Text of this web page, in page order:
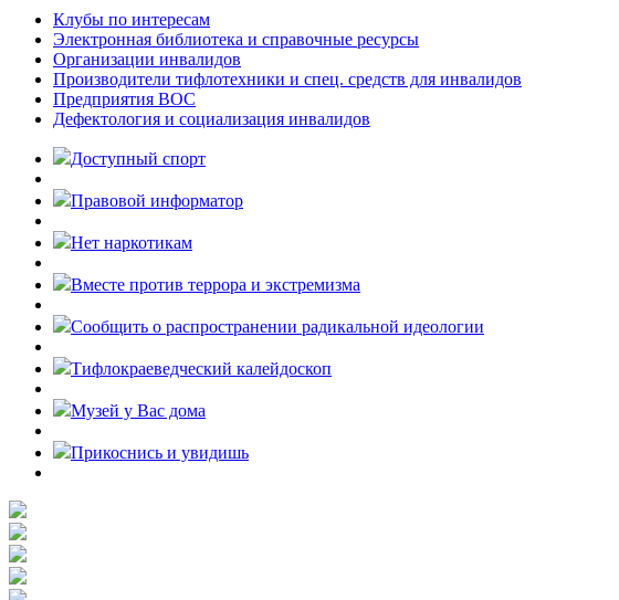
Клубы по интересам
Электронная библиотека и справочные ресурсы
Организации инвалидов
Производители тифлотехники и спец. средств для инвалидов
Предприятия ВОС
Дефектология и социализация инвалидов
Доступный спорт
Правовой информатор
Нет наркотикам
Вместе против террора и экстремизма
Cообщить о распространении радикальной идеологии
Тифлокраеведческий калейдоскоп
Музей у Вас дома
Прикоснись и увидишь